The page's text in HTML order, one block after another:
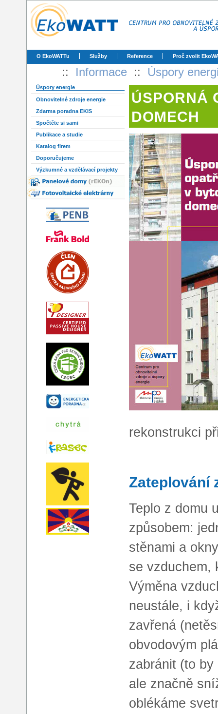
O EkoWATTu Služby Reference Proč zvolit
:: Informace :: Úspory
Úspory energie
Obnovitelné zdroje energie
Zdarma poradna EKIS
Spočtěte si sami
Publikace a studie
Katalog firem
Doporučujeme
Výzkumné a vzdělávací projekty
ÚSPORNÁ
DOMECH
rekonstrukci
Zateplování
Teplo z domu
způsobem:
stěnami a
se vzduchem,
Výměna
neustále, i
zavřená
obvodovým
zabránit (to
ale značně
oblékáme